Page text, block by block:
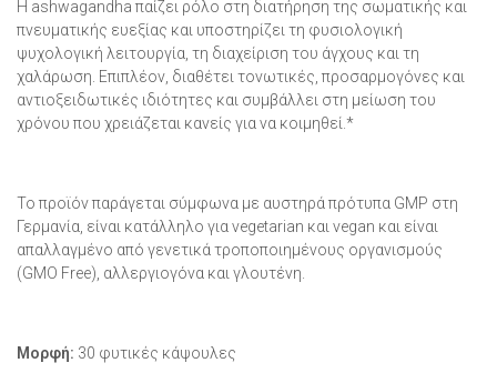
Η ashwagandha παίζει ρόλο στη διατήρηση της σωματικής και
πνευματικής ευεξίας και υποστηρίζει τη φυσιολογική
ψυχολογική λειτουργία, τη διαχείριση του άγχους και τη
χαλάρωση. Επιπλέον, διαθέτει τονωτικές, προσαρμογόνες και
αντιοξειδωτικές ιδιότητες και συμβάλλει στη μείωση του
χρόνου που χρειάζεται κανείς για να κοιμηθεί.*
Το προϊόν παράγεται σύμφωνα με αυστηρά πρότυπα GMP στη
Γερμανία, είναι κατάλληλο για vegetarian και vegan και είναι
απαλλαγμένο από γενετικά τροποποιημένους οργανισμούς
(GMO Free), αλλεργιογόνα και γλουτένη.
Μορφή: 30 φυτικές κάψουλες